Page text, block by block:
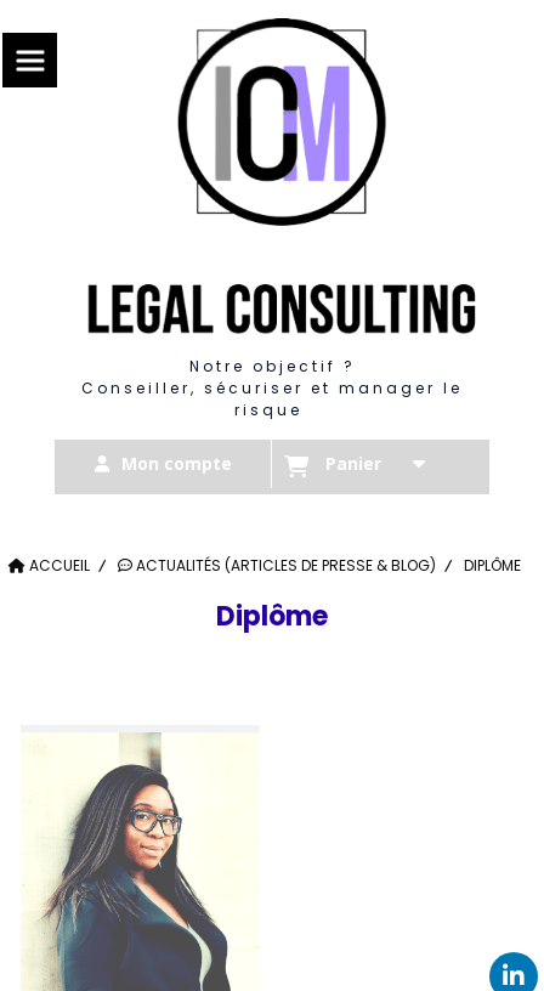
Notre objectif ?
Conseiller, sécuriser et manager le
risque
Mon compte Panier
ACCUEIL ACTUALITÉS (ARTICLES DE PRESSE & BLOG) DIPLÔME
Diplôme